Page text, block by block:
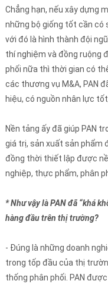
Chẳng hạn, nếu xây dựng
những bộ giống tốt cần có
với đó là hình thành đội
thí nghiệm và đồng ruộng
phối nữa thì thời gian có
các thương vụ M&A, PAN
hiệu, có nguồn nhân lực
Nền tảng ấy đã giúp PAN
giá trị, sản xuất sản phẩm
đồng thời thiết lập được
nghiệp, thực phẩm, phân
* Như vậy là PAN đã “khá
hàng đầu trên thị trường?
- Đúng là những doanh
trong tốp đầu của thị
thống phân phối. PAN